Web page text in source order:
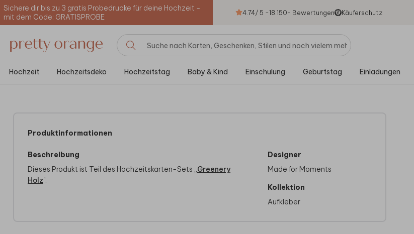
Sichere dir bis zu 3 gratis Probedrucke für deine Hochzeit -
mit dem Code: GRATISPROBE
4.74/ 5 -18.150+ Bewertungen Käuferschutz
Hochzeit Hochzeitsdeko Hochzeitstag Baby & Kind Einschulung Geburtstag Einladungen
Produktinformationen
Beschreibung
Dieses Produkt ist Teil des Hochzeitskarten-Sets „Greenery
Holz".
Designer
Made for Moments
Kollektion
Aufkleber